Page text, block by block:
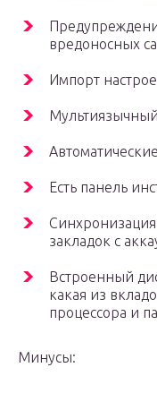
вредоносных
Импорт
Есть панель
закладок с
Встроенный
какая из
процессора и
Минусы: